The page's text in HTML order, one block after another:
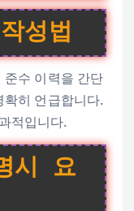
성법
준수 이력을 간단
히 언급합니다.
적입니다.
시 요